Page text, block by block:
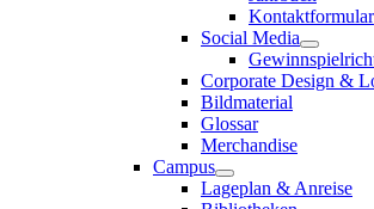
Kontaktformular
Social Media
Corporate Design &
Bildmaterial
Glossar
Merchandise
Campus
Lageplan & Anreise